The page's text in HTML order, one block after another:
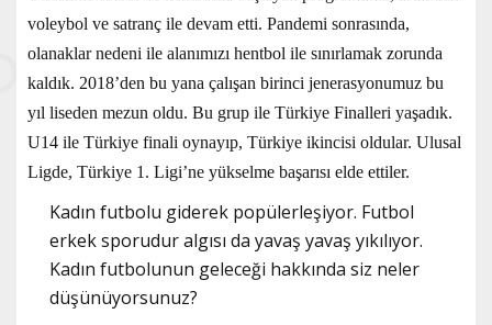
voleybol ve satranç ile devam etti. Pandemi sonrasında,
olanaklar nedeni ile alanımızı hentbol ile sınırlamak zorunda
kaldık. 2018’den bu yana çalışan birinci jenerasyonumuz bu
yıl liseden mezun oldu. Bu grup ile Türkiye Finalleri yaşadık.
U14 ile Türkiye finali oynayıp, Türkiye ikincisi oldular. Ulusal
Ligde, Türkiye 1. Ligi’ne yükselme başarısı elde ettiler.
Kadın futbolu giderek popülerleşiyor. Futbol
erkek sporudur algısı da yavaş yavaş yıkılıyor.
Kadın futbolunun geleceği hakkında siz neler
düşünüyorsunuz?